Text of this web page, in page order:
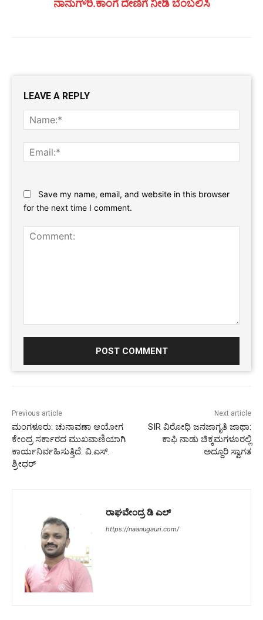
ನಾನುಗೌರಿ.ಕಾಂಗೆ ದೇಣಿಗೆ ನೀಡಿ ಬೆಂಬಲಿಸಿ
LEAVE A REPLY
Save my name, email, and website in this browser
for the next time I comment.
Previous article
ಮಂಗಳೂರು: ಚುನಾವಣಾ ಆಯೋಗ
ಕೇಂದ್ರ ಸರ್ಕಾರದ ಮುಖವಾಣಿಯಾಗಿ
ಕಾರ್ಯನಿರ್ವಹಿಸುತ್ತಿದೆ: ವಿ.ಎಸ್.
ಶ್ರೀಧರ್
Next article
SIR ವಿರೋಧಿ ಜನಜಾಗೃತಿ ಜಾಥಾ:
ಕಾಫಿ ನಾಡು ಚಿಕ್ಕಮಗಳೂರಲ್ಲಿ
ಅದ್ದೂರಿ ಸ್ವಾಗತ
ರಾಘವೇಂದ್ರ ಡಿ ಎಲ್
https://naanugauri.com/